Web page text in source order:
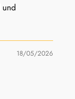
und
18/05/2026